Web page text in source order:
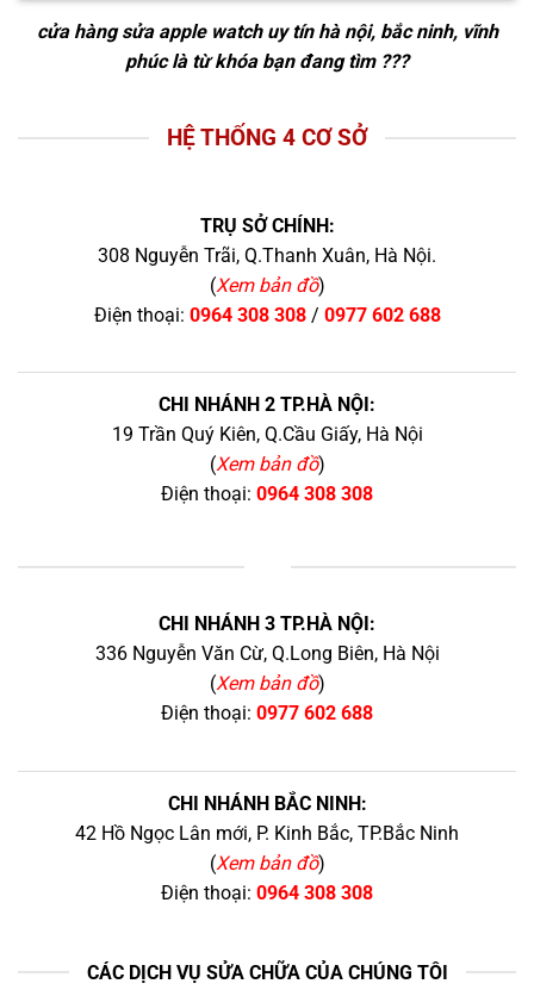
cửa hàng sửa apple watch uy tín hà nội, bắc ninh, vĩnh
phúclà từ khóa bạn đang tìm ???
HỆ THỐNG 4 CƠ SỞ
TRỤ SỞ CHÍNH:
308 Nguyễn Trãi, Q.Thanh Xuân, Hà Nội.
(Xem bản đồ)
Điện thoại: 0964 308 308/ 0977 602 688
CHI NHÁNH 2 TP.HÀ NỘI:
19 Trần Quý Kiên, Q.Cầu Giấy, Hà Nội
(Xem bản đồ)
Điện thoại: 0964 308 308
CHI NHÁNH 3 TP.HÀ NỘI:
336 Nguyễn Văn Cừ, Q.Long Biên, Hà Nội
(Xem bản đồ)
Điện thoại: 0977 602 688
CHI NHÁNH BẮC NINH:
42 Hồ Ngọc Lân mới, P. Kinh Bắc, TP.Bắc Ninh
(Xem bản đồ)
Điện thoại: 0964 308 308
CÁC DỊCH VỤ SỬA CHỮA CỦA CHÚNG TÔI